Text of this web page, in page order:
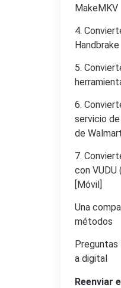
MakeMKV
4.
Handbrake
5.
6.
servicio
de
7.
con VUDU
[Móvil]
Una
métodos
a digital
Reenviar